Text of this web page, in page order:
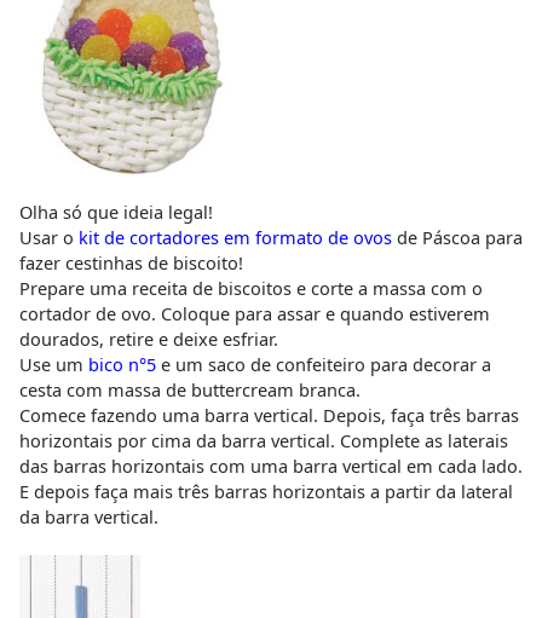
Olha só que ideia legal!
Usar o kit de cortadores em formato de ovosde Páscoa para
fazer cestinhas de biscoito!
Prepare uma receita de biscoitos e corte a massa com o
cortador de ovo. Coloque para assar e quando estiverem
dourados, retire e deixe esfriar.
Use um bico n°5e um saco de confeiteiro para decorar a
cesta com massa de buttercream branca.
Comece fazendo uma barra vertical. Depois, faça três barras
horizontais por cima da barra vertical. Complete as laterais
das barras horizontais com uma barra vertical em cada lado.
E depois faça mais três barras horizontais a partir da lateral
da barra vertical.